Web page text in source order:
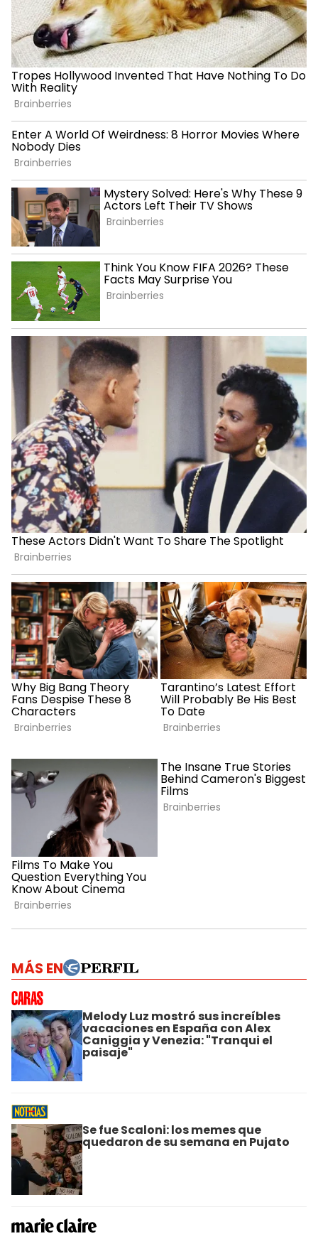
MÁS EN
Melody Luz mostró sus increíbles
vacaciones en España con Alex
Caniggia y Venezia: "Tranqui el
paisaje"
Se fue Scaloni: los memes que
quedaron de su semana en Pujato